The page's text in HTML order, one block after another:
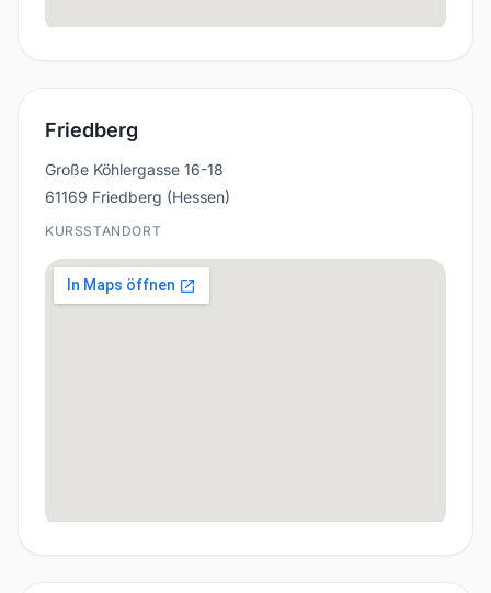
Friedberg
Große Köhlergasse 16-18
61169 Friedberg (Hessen)
KURSSTANDORT